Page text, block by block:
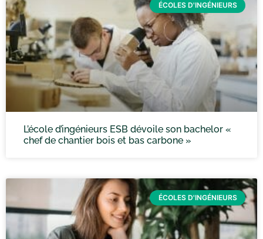
ÉCOLES D'INGÉNIEURS
L’école d’ingénieurs ESB dévoile son bachelor «
chef de chantier bois et bas carbone »
ÉCOLES D'INGÉNIEURS